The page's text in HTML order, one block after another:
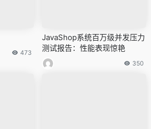
473
JavaShop系统百万级并发压力
测试报告：性能表现惊艳
350